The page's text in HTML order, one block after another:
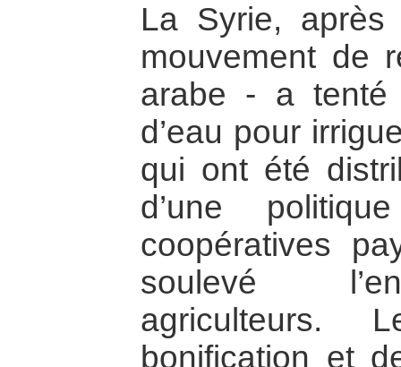
La Syrie, après
mouvement de
arabe - a tenté
d’eau pour
qui ont été
d’une
coopératives
soulevé
agriculteurs.
bonification et